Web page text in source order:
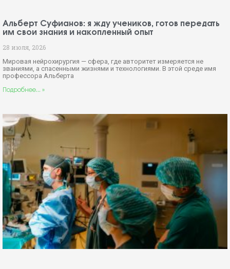
Альберт Суфианов: я жду учеников, готов передать
им свои знания и накопленный опыт
28 июля, 2026
Мировая нейрохирургия — сфера, где авторитет измеряется не
званиями, а спасенными жизнями и технологиями. В этой среде имя
профессора Альберта
Подробнее... »